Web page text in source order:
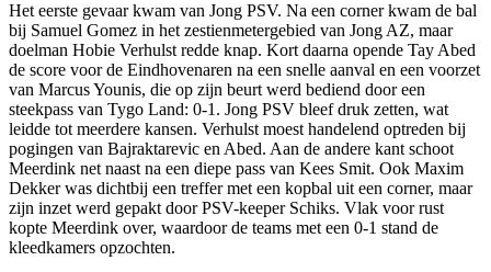
Het eerste gevaar kwam van Jong PSV. Na een corner kwam de bal
bij Samuel Gomez in het zestienmetergebied van Jong AZ, maar
doelman Hobie Verhulst redde knap. Kort daarna opende Tay Abed
de score voor de Eindhovenaren na een snelle aanval en een voorzet
van Marcus Younis, die op zijn beurt werd bediend door een
steekpass van Tygo Land: 0-1. Jong PSV bleef druk zetten, wat
leidde tot meerdere kansen. Verhulst moest handelend optreden bij
pogingen van Bajraktarevic en Abed. Aan de andere kant schoot
Meerdink net naast na een diepe pass van Kees Smit. Ook Maxim
Dekker was dichtbij een treffer met een kopbal uit een corner, maar
zijn inzet werd gepakt door PSV-keeper Schiks. Vlak voor rust
kopte Meerdink over, waardoor de teams met een 0-1 stand de
kleedkamers opzochten.​